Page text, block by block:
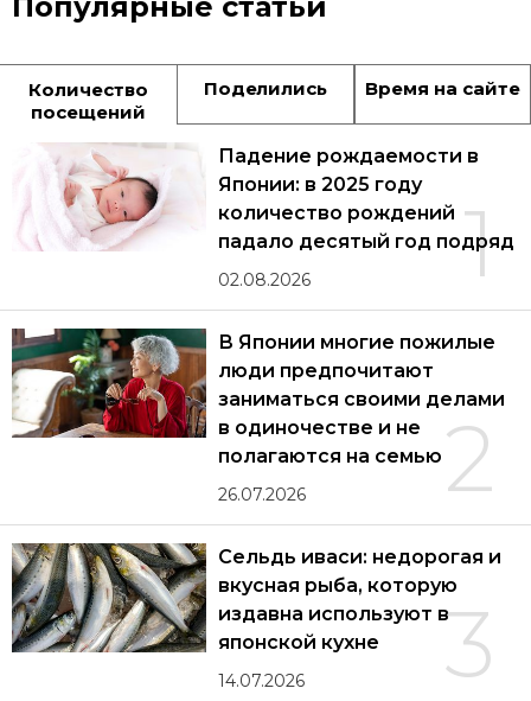
Количество
посещений
Поделились Время на сайте
1
Падение рождаемости в
Японии: в 2025 году
количество рождений
падало десятый год подряд
02.08.2026
2
В Японии многие пожилые
люди предпочитают
заниматься своими делами
в одиночестве и не
полагаются на семью
26.07.2026
3
Сельдь иваси: недорогая и
вкусная рыба, которую
издавна используют в
японской кухне
14.07.2026